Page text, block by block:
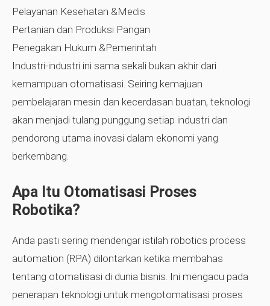
Pelayanan Kesehatan &Medis
Pertanian dan Produksi Pangan
Penegakan Hukum &Pemerintah
Industri-industri ini sama sekali bukan akhir dari
kemampuan otomatisasi. Seiring kemajuan
pembelajaran mesin dan kecerdasan buatan, teknologi
akan menjadi tulang punggung setiap industri dan
pendorong utama inovasi dalam ekonomi yang
berkembang.
Apa Itu Otomatisasi Proses
Robotika?
Anda pasti sering mendengar istilah robotics process
automation (RPA) dilontarkan ketika membahas
tentang otomatisasi di dunia bisnis. Ini mengacu pada
penerapan teknologi untuk mengotomatisasi proses